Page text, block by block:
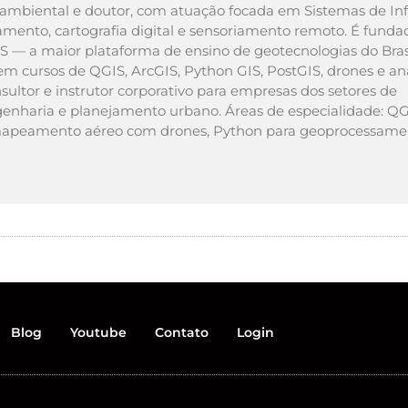
e doutor, com atuação focada em Sistemas de
cartografia digital e sensoriamento remoto. É
— a maior plataforma de ensino de geotecnologias do
cursos de QGIS, ArcGIS, Python GIS, PostGIS, drones e
e instrutor corporativo para empresas dos setores de
e planejamento urbano. Áreas de especialidade:
aéreo com drones, Python para
Blog Youtube Contato Login